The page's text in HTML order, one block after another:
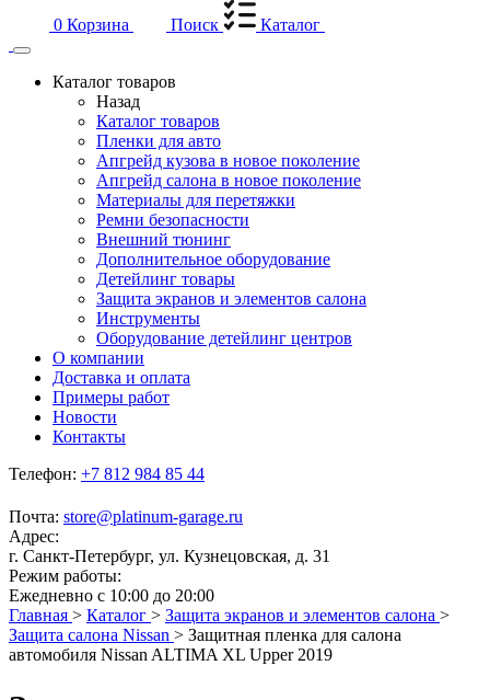
0 Корзина Поиск Каталог
Каталог товаров
Назад
Каталог товаров
Пленки для авто
Апгрейд кузова в новое поколение
Апгрейд салона в новое поколение
Материалы для перетяжки
Ремни безопасности
Внешний тюнинг
Дополнительное оборудование
Детейлинг товары
Защита экранов и элементов салона
Инструменты
Оборудование детейлинг центров
О компании
Доставка и оплата
Примеры работ
Новости
Контакты
Телефон: +7 812 984 85 44
Почта: store@platinum-garage.ru
Адрес:
г. Санкт-Петербург, ул. Кузнецовская, д. 31
Режим работы:
Ежедневно с 10:00 до 20:00
Главная > Каталог > Защита экранов и элементов салона >
Защита салона Nissan > Защитная пленка для салона
автомобиля Nissan ALTIMA XL Upper 2019